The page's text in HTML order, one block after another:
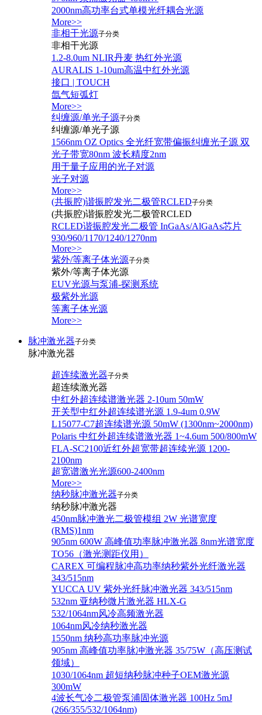
2000nm高功率台式单模光纤耦合光源
More>>
非相干光源子分类
非相干光源
1.2-8.0um NLIR丹麦 热红外光源
AURALIS 1-10um高温中红外光源
接口 | TOUCH
氙气短弧灯
More>>
纠缠源/单光子源子分类
纠缠源/单光子源
1566nm OZ Optics 全光纤宽带偏振纠缠光子源 双
光子带宽80nm 波长精度2nm
用于量子应用的光子对源
光子对源
More>>
(共振腔)谐振腔发光二极管RCLED子分类
(共振腔)谐振腔发光二极管RCLED
RCLED谐振腔发光二极管 InGaAs/AlGaAs芯片
930/960/1170/1240/1270nm
More>>
紫外/等离子体光源子分类
紫外/等离子体光源
EUV光源与泵浦-探测系统
极紫外光源
等离子体光源
More>>
脉冲激光器子分类
脉冲激光器
超连续激光器子分类
超连续激光器
中红外超连续谱激光器 2-10um 50mW
开关型中红外超连续谱光源 1.9-4um 0.9W
L15077-C7超连续谱光源 50mW (1300nm~2000nm)
Polaris 中红外超连续谱激光器 1~4.6um 500/800mW
FLA-SC2100近红外超宽带超连续光源 1200-
2100nm
超宽谱激光光源600-2400nm
More>>
纳秒脉冲激光器子分类
纳秒脉冲激光器
450nm脉冲激光二极管模组 2W 光谱宽度
(RMS)1nm
905nm 600W 高峰值功率脉冲激光器 8nm光谱宽度
TO56（激光测距仪用）
CAREX 可编程脉冲高功率纳秒紫外光纤激光器
343/515nm
YUCCA UV 紫外光纤脉冲激光器 343/515nm
532nm 亚纳秒微片激光器 HLX-G
532/1064nm风冷高频激光器
1064nm风冷纳秒激光器
1550nm 纳秒高功率脉冲光源
905nm 高峰值功率脉冲激光器 35/75W（高压测试
领域）
1030/1064nm 超短纳秒脉冲种子OEM激光源
300mW
4波长气冷二极管泵浦固体激光器 100Hz 5mJ
(266/355/532/1064nm)